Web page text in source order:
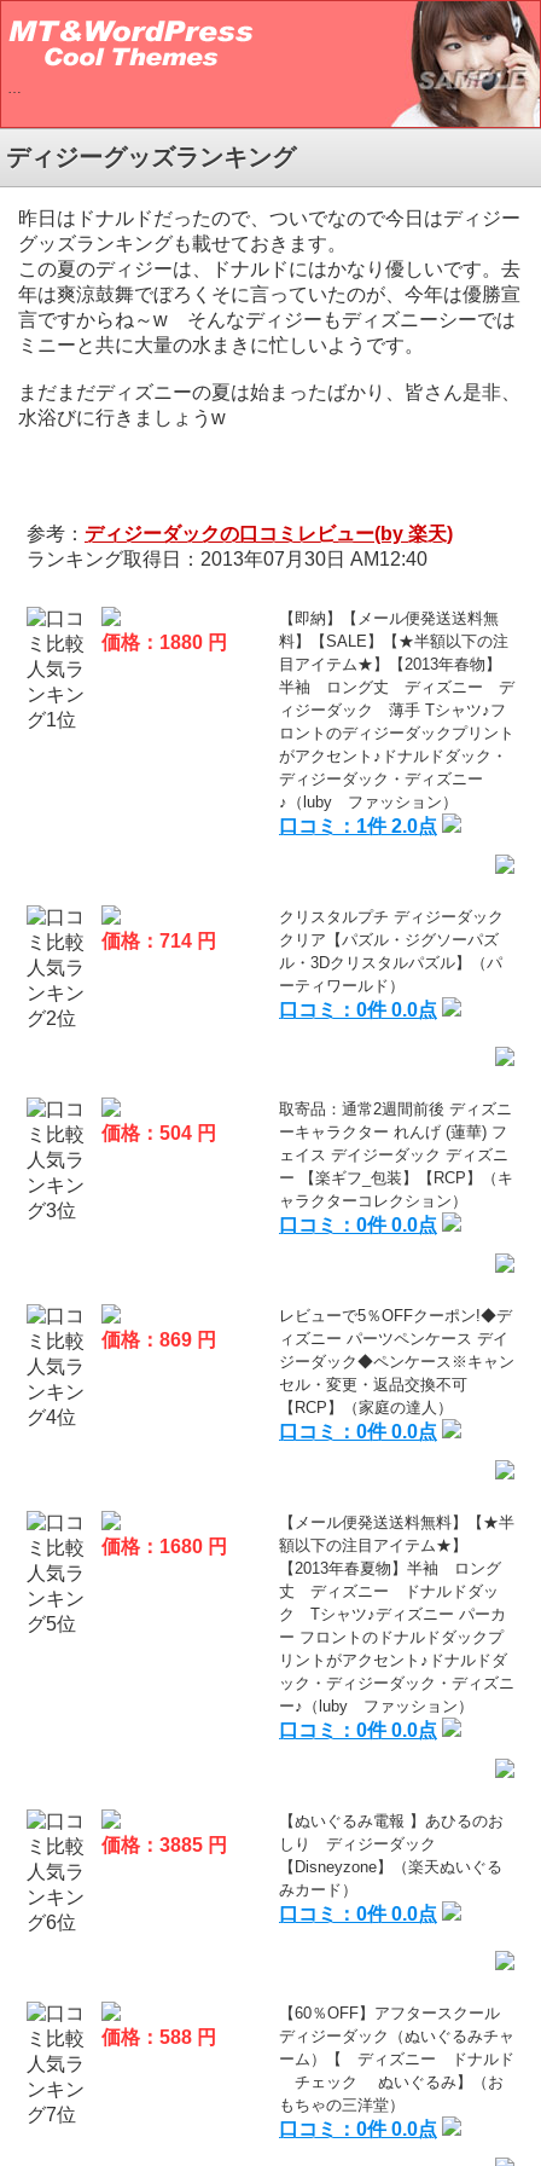
…
ディジーグッズランキング
昨日はドナルドだったので、ついでなので今日はディジー
グッズランキングも載せておきます。
この夏のディジーは、ドナルドにはかなり優しいです。去
年は爽涼鼓舞でぼろくそに言っていたのが、今年は優勝宣
言ですからね～w そんなディジーもディズニーシーでは
ミニーと共に大量の水まきに忙しいようです。
まだまだディズニーの夏は始まったばかり、皆さん是非、
水浴びに行きましょうw
参考： ディジーダックの口コミレビュー(by 楽天)
ランキング取得日：2013年07月30日 AM12:40
価格：1880 円
【即納】【メール便発送送料無
料】【SALE】【★半額以下の注
目アイテム★】【2013年春物】
半袖 ロング丈 ディズニー デ
ィジーダック 薄手 Tシャツ♪フ
ロントのディジーダックプリント
がアクセント♪ドナルドダック・
ディジーダック・ディズニー
♪（luby ファッション）
口コミ：1件 2.0点
価格：714 円
クリスタルプチ ディジーダック
クリア【パズル・ジグソーパズ
ル・3Dクリスタルパズル】（パ
ーティワールド）
口コミ：0件 0.0点
価格：504 円
取寄品：通常2週間前後 ディズニ
ーキャラクター れんげ (蓮華) フ
ェイス デイジーダック ディズニ
ー 【楽ギフ_包装】【RCP】（キ
ャラクターコレクション）
口コミ：0件 0.0点
価格：869 円
レビューで5％OFFクーポン!◆デ
ィズニー パーツペンケース デイ
ジーダック◆ペンケース※キャン
セル・変更・返品交換不可
【RCP】（家庭の達人）
口コミ：0件 0.0点
価格：1680 円
【メール便発送送料無料】【★半
額以下の注目アイテム★】
【2013年春夏物】半袖 ロング
丈 ディズニー ドナルドダッ
ク Tシャツ♪ディズニー パーカ
ー フロントのドナルドダックプ
リントがアクセント♪ドナルドダ
ック・ディジーダック・ディズニ
ー♪（luby ファッション）
口コミ：0件 0.0点
価格：3885 円
【ぬいぐるみ電報 】あひるのお
しり ディジーダック
【Disneyzone】（楽天ぬいぐる
みカード）
口コミ：0件 0.0点
価格：588 円
【60％OFF】アフタースクール
ディジーダック（ぬいぐるみチャ
ーム）【 ディズニー ドナルド
チェック ぬいぐるみ】（お
もちゃの三洋堂）
口コミ：0件 0.0点